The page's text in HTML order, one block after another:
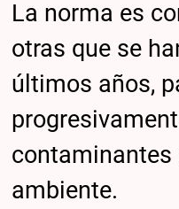
La norma es
otras que se
últimos años,
contaminantes
ambiente.